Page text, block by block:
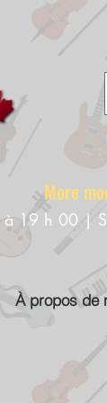
models
à 19 h 00 |
À propos de